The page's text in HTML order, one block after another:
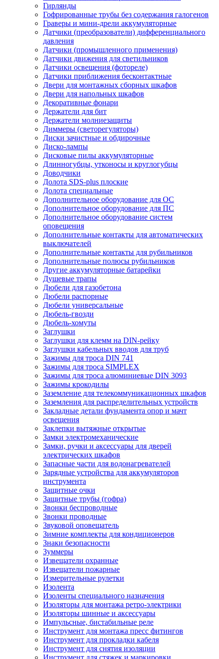
Гирлянды
Гофрированные трубы без содержания галогенов
Граверы и мини-дрели аккумуляторные
Датчики (преобразователи) дифференциального
давления
Датчики (промышленного применения)
Датчики движения для светильников
Датчики освещения (фотореле)
Датчики приближения бесконтактные
Двери для монтажных сборных шкафов
Двери для напольных шкафов
Декоративные фонари
Держатели для бит
Держатели молниезащиты
Диммеры (светорегуляторы)
Диски зачистные и обдирочные
Диско-лампы
Дисковые пилы аккумуляторные
Длинногубцы, утконосы и круглогубцы
Доводчики
Долота SDS-plus плоские
Долота специальные
Дополнительное оборудование для ОС
Дополнительное оборудование для ПС
Дополнительное оборудование систем
оповещения
Дополнительные контакты для автоматических
выключателей
Дополнительные контакты для рубильников
Дополнительные полюсы рубильников
Другие аккумуляторные батарейки
Душевые трапы
Дюбели для газобетона
Дюбели распорные
Дюбели универсальные
Дюбель-гвозди
Дюбель-хомуты
Заглушки
Заглушки для клемм на DIN-рейку
Заглушки кабельных вводов для труб
Зажимы для троса DIN 741
Зажимы для троса SIMPLEX
Зажимы для троса алюминиевые DIN 3093
Зажимы крокодилы
Заземление для телекоммуникационных шкафов
Заземления для распределительных устройств
Закладные детали фундамента опор и мачт
освещения
Заклепки вытяжные открытые
Замки электромеханические
Замки, ручки и аксессуары для дверей
электрических шкафов
Запасные части для водонагревателей
Зарядные устройства для аккумуляторов
инструмента
Защитные очки
Защитные трубы (гофра)
Звонки беспроводные
Звонки проводные
Звуковой оповещатель
Зимние комплекты для кондиционеров
Знаки безопасности
Зуммеры
Извещатели охранные
Извещатели пожарные
Измерительные рулетки
Изолента
Изоленты специального назначения
Изоляторы для монтажа ретро-электрики
Изоляторы шинные и аксессуары
Импульсные, бистабильные реле
Инструмент для монтажа пресс фитингов
Инструмент для прокладки кабеля
Инструмент для снятия изоляции
Инструмент для стяжек и маркировки